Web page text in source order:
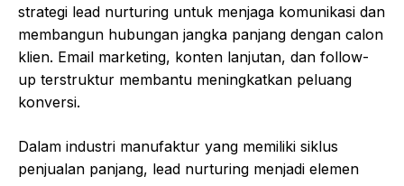
strategi lead nurturing untuk menjaga komunikasi dan
membangun hubungan jangka panjang dengan calon
klien. Email marketing, konten lanjutan, dan follow-
up terstruktur membantu meningkatkan peluang
konversi.
Dalam industri manufaktur yang memiliki siklus
penjualan panjang, lead nurturing menjadi elemen